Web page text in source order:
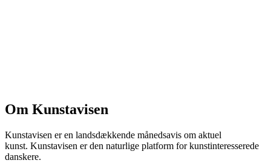
Om Kunstavisen
Kunstavisen er en landsdækkende månedsavis om aktuel
kunst. Kunstavisen er den naturlige platform for kunstinteresserede
danskere.